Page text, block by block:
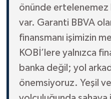
önünde ertelenemez
var. Garanti BBVA
finansmanı işimizin
KOBİ’lere yalnızca
banka değil; yol
önemsiyoruz. Yeşil